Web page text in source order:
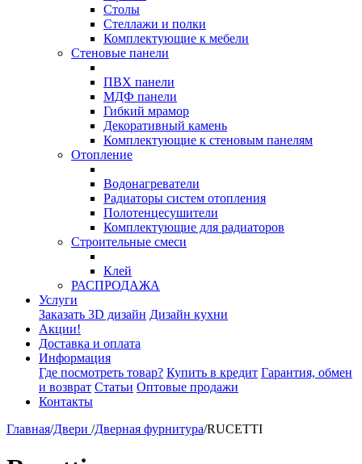
Столы
Стеллажи и полки
Комплектующие к мебели
Стеновые панели
ПВХ панели
МДФ панели
Гибкий мрамор
Декоративный камень
Комплектующие к стеновым панелям
Отопление
Водонагреватели
Радиаторы систем отопления
Полотенцесушители
Комплектующие для радиаторов
Строительные смеси
Клей
РАСПРОДАЖА
Услуги
Заказать 3D дизайн Дизайн кухни
Акции!
Доставка и оплата
Информация
Где посмотреть товар? Купить в кредит Гарантия, обмен
и возврат Статьи Оптовые продажи
Контакты
Главная/Двери /Дверная фурнитура/RUCETTI